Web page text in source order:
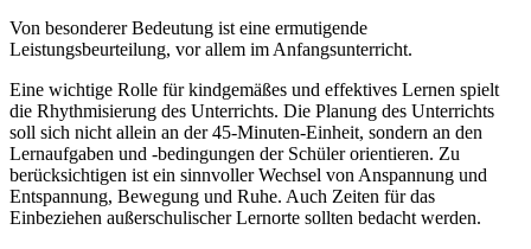
Von besonderer Bedeutung ist eine ermutigende
Leistungsbeurteilung, vor allem im Anfangsunterricht.
Eine wichtige Rolle für kindgemäßes und effektives Lernen spielt
die Rhythmisierung des Unterrichts. Die Planung des Unterrichts
soll sich nicht allein an der 45-Minuten-Einheit, sondern an den
Lernaufgaben und -bedingungen der Schüler orientieren. Zu
berücksichtigen ist ein sinnvoller Wechsel von Anspannung und
Entspannung, Bewegung und Ruhe. Auch Zeiten für das
Einbeziehen außerschulischer Lernorte sollten bedacht werden.